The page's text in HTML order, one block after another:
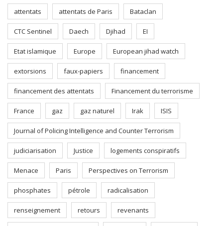
attentats attentats de Paris Bataclan
CTC Sentinel Daech Djihad EI
Etat islamique Europe European jihad watch
extorsions faux-papiers financement
financement des attentats Financement du terrorisme
France gaz gaz naturel Irak ISIS
Journal of Policing Intelligence and Counter Terrorism
judiciarisation Justice logements conspiratifs
Menace Paris Perspectives on Terrorism
phosphates pétrole radicalisation
renseignement retours revenants